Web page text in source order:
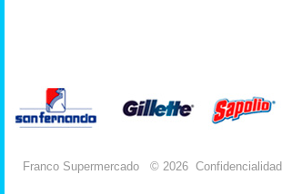
Franco Supermercado © 2026 Confidencialidad